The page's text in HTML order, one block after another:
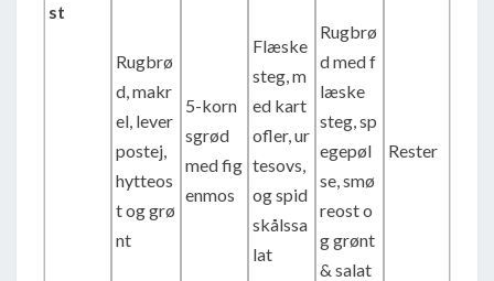
st
Rugbrø
d, makr
el, lever
postej,
hytteos
t og grø
nt
5-korn
sgrød
med fig
enmos
Flæske
steg, m
ed kart
ofler, ur
tesovs,
og spid
skålssa
lat
Rugbrø
d med f
læske
steg, sp
egepøl
se, smø
reost o
g grønt
& salat
Rester